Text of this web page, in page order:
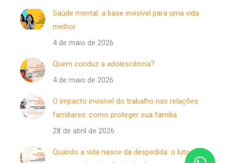
Saúde mental: a base invisível para uma vida
melhor
4 de maio de 2026
Quem conduz a adolescência?
4 de maio de 2026
O impacto invisível do trabalho nas relações
familiares: como proteger sua família
28 de abril de 2026
Quando a vida nasce da despedida: o luto no